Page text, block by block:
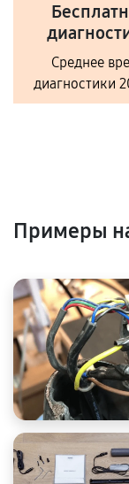
Среднее
диагностики
Примеры